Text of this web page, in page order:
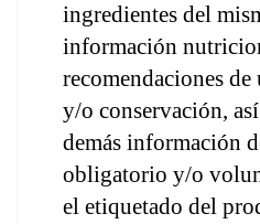
ingredientes del
información
recomendaciones
y/o conservación,
demás información
obligatorio y/o
el etiquetado del